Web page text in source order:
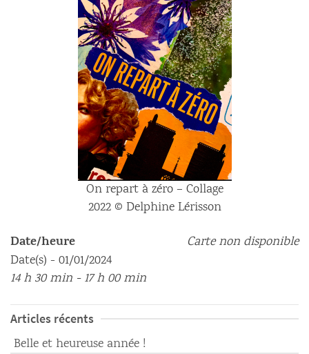
On repart à zéro – Collage
2022 © Delphine Lérisson
Carte non disponible
Date/heure
Date(s) - 01/01/2024
14 h 30 min - 17 h 00 min
Articles récents
Belle et heureuse année !